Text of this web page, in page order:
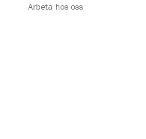
Arbeta hos oss